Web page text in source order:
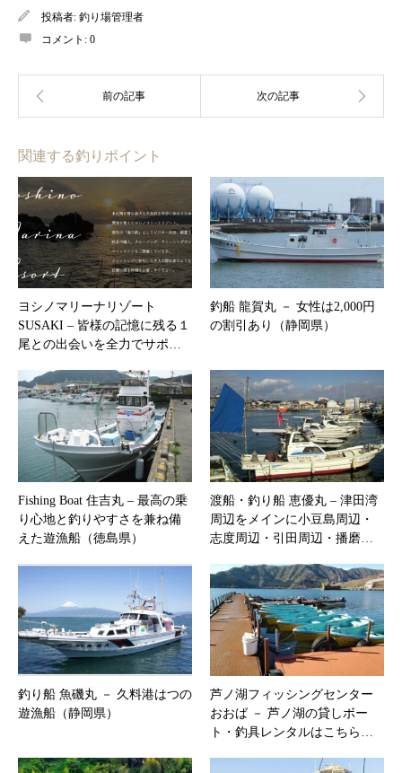
投稿者: 釣り場管理者
コメント: 0
関連する釣りポイント
ヨシノマリーナリゾート
SUSAKI – 皆様の記憶に残る１
尾との出会いを全力でサポ…
釣船 龍賀丸 － 女性は2,000円
の割引あり（静岡県）
Fishing Boat 住吉丸 – 最高の乗
り心地と釣りやすさを兼ね備
えた遊漁船（徳島県）
渡船・釣り船 恵優丸 – 津田湾
周辺をメインに小豆島周辺・
志度周辺・引田周辺・播磨…
釣り船 魚磯丸 － 久料港はつの
遊漁船（静岡県）
芦ノ湖フィッシングセンター
おおば － 芦ノ湖の貸しボー
ト・釣具レンタルはこちら…